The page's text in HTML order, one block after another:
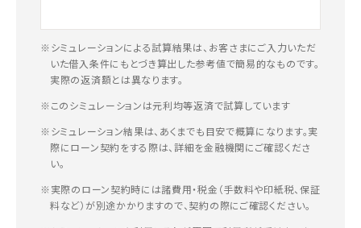
※シミュレーションによる試算結果は、お客さまにご入力いただ
いた借入条件にもとづき算出した参考値で簡易的なものです。
実際の返済額とは異なります。
※このシミュレーションは元利均等返済で試算しています
※シミュレーション結果は、あくまでも目安で概算になります。実
際にローン契約をする際は、詳細を金融機関にご確認くださ
い。
※実際のローン契約時には諸費用・税金（手数料や印紙税、保証
料など）が別途かかりますので、契約の際にご確認ください。